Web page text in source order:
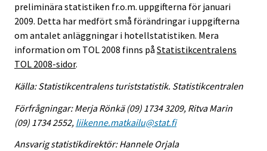
preliminära statistiken fr.o.m. uppgifterna för januari
2009. Detta har medfört små förändringar i uppgifterna
om antalet anläggningar i hotellstatistiken. Mera
information om TOL 2008 finns på Statistikcentralens
TOL 2008-sidor.
Källa: Statistikcentralens turiststatistik. Statistikcentralen
Förfrågningar: Merja Rönkä (09) 1734 3209, Ritva Marin
(09) 1734 2552, liikenne.matkailu@stat.fi
Ansvarig statistikdirektör: Hannele Orjala